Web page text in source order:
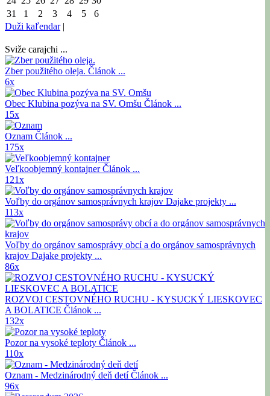
31
1 2 3 4 5
6
Duži kaľendar|
Sviže carajchi ...
Zber použitého oleja. Článok ...
6x
Obec Klubina pozýva na SV. Omšu Článok ...
15x
Oznam Článok ...
175x
Veľkoobjemný kontajnerČlánok ...
121x
Voľby do orgánov samosprávnych krajov Dajake projekty ...
113x
Voľby do orgánov samosprávy obcí a do orgánov samosprávnych
krajov Dajake projekty ...
86x
ROZVOJ CESTOVNÉHO RUCHU - KYSUCKÝ LIESKOVEC
A BOLATICE Článok ...
132x
Pozor na vysoké teploty Článok ...
110x
Oznam - Medzinárodný deň detíČlánok ...
96x